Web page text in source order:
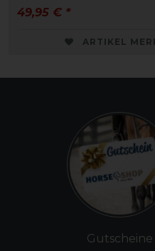
49,95 € *
ARTIKEL
Gutscheine